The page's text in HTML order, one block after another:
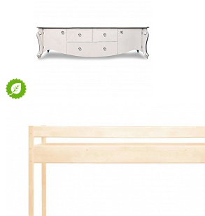
В корзину
Спальня
Деревянные кровати с подъемным
Кровати односпальные с
Кровати двуспальные с
Кровати